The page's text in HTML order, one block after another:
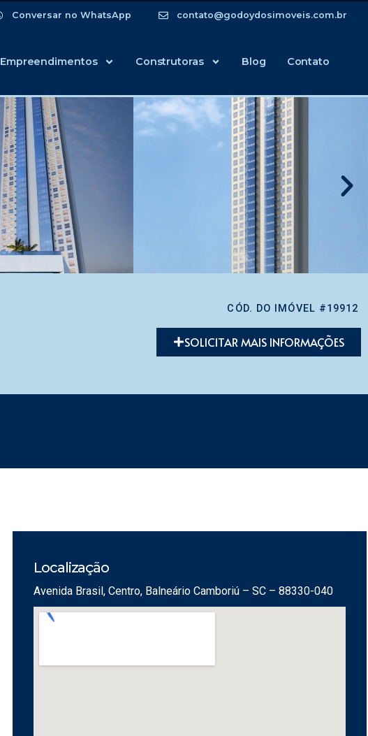
Conversar no WhatsApp contato@godoydosimoveis.com.br
Empreendimentos Construtoras Blog Contato
CÓD. DO IMÓVEL #19912
SOLICITAR MAIS INFORMAÇÕES
Localização
Avenida Brasil, Centro, Balneário Camboriú – SC – 88330-040